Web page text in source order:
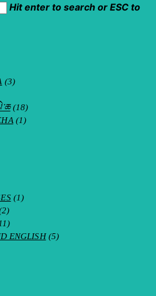
Hit enter to search or ESC to
(3)
(18)
(1)
(1)
ENGLISH(5)